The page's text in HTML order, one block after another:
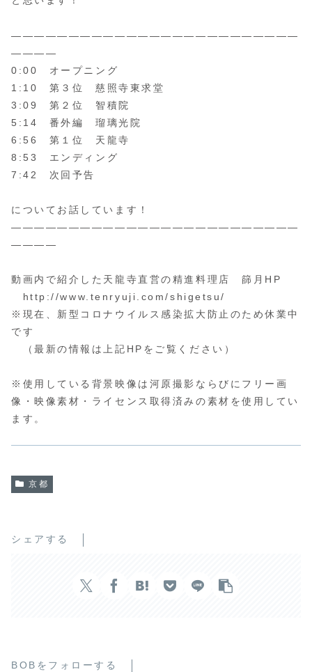
—————————————————————————
————
0:00​ オープニング
1:10 第３位 慈照寺東求堂
3:09 第２位 智積院
5:14 ​番外編 瑠璃光院
6:56​ 第１位 天龍寺
8:53 エンディング
7:42 次回予告
についてお話しています！
—————————————————————————
————
動画内で紹介した天龍寺直営の精進料理店 篩月HP
http://www.tenryuji.com/shigetsu/
※現在、新型コロナウイルス感染拡大防止のため休業中
です
（最新の情報は上記HPをご覧ください）
※使用している背景映像は河原撮影ならびにフリー画
像・映像素材・ライセンス取得済みの素材を使用してい
ます。
京都
シェアする
BOBをフォローする